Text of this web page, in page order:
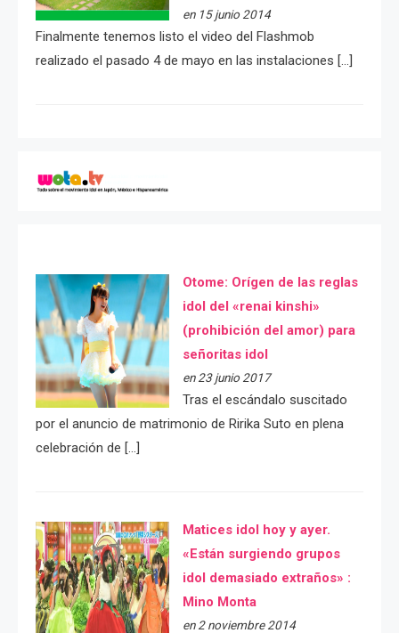
en 15 junio 2014
Finalmente tenemos listo el video del Flashmob
realizado el pasado 4 de mayo en las instalaciones […]
Otome: Orígen de las reglas
idol del «renai kinshi»
(prohibición del amor) para
señoritas idol
en 23 junio 2017
Tras el escándalo suscitado
por el anuncio de matrimonio de Ririka Suto en plena
celebración de […]
Matices idol hoy y ayer.
«Están surgiendo grupos
idol demasiado extraños» :
Mino Monta
en 2 noviembre 2014